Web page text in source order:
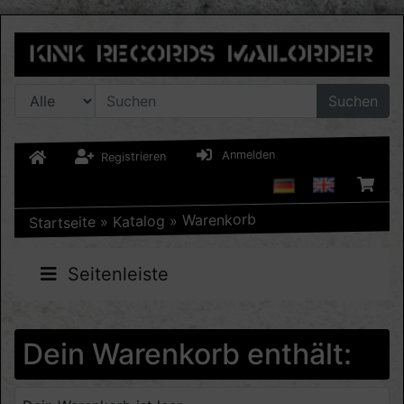
Suchen
Registrieren Anmelden
Startseite » Katalog » Warenkorb
Seitenleiste
Dein Warenkorb enthält: